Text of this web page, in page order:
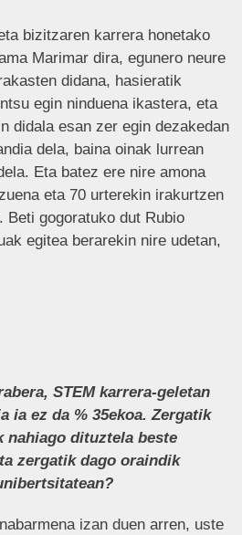
bizitzaren karrera honetako
Marimar dira, egunero neure
didana, hasieratik
egin ninduena ikastera, eta
didala esan zer egin dezakedan
dela, baina oinak lurrean
Eta batez ere nire amona
eta 70 urterekin irakurtzen
Beti gogoratuko dut Rubio
egitea berarekin nire udetan,
STEM karrera-geletan
ia ez da % 35ekoa. Zergatik
nahiago dituztela beste
zergatik dago oraindik
izan duen arren, uste